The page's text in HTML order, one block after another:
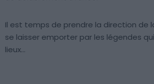
Il est temps de prendre la direction de
se laisser emporter par les légendes
lieux…